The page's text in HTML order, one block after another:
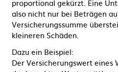
proportional gekürzt. Eine
also nicht nur bei Beträgen
Versicherungssumme
kleineren Schäden.
Dazu ein Beispiel:
Der Versicherungswert eines